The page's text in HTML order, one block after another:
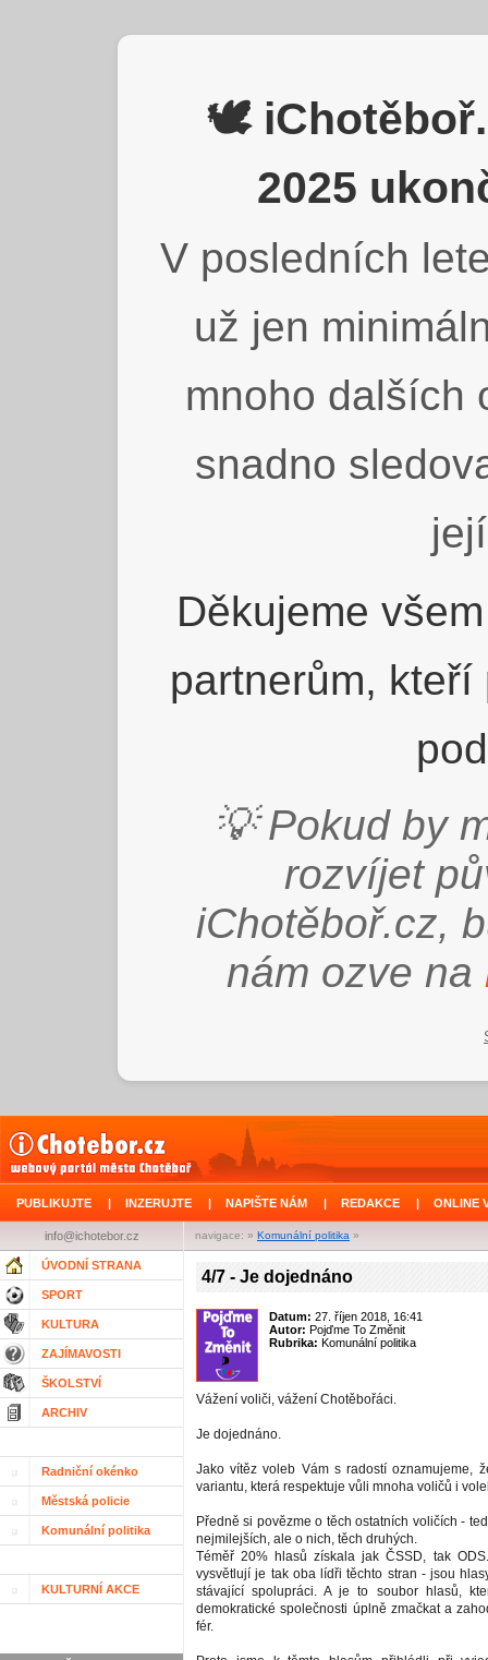
🕊️
2025
V posledních
už jen
mnoho dalších
snadno
Děkujeme
partnerům,
💡 Pokud by
rozvíjet
iChotěboř.cz,
nám ozve na
PUBLIKUJTE | INZERUJTE | NAPIŠTE NÁM | REDAKCE | ONLINE
navigace: » Komunální politika »
info@ichotebor.cz
ÚVODNÍ STRANA
SPORT
KULTURA
ZAJÍMAVOSTI
ŠKOLSTVÍ
ARCHIV
Radniční okénko
Městská policie
Komunální politika
KULTURNÍ AKCE
4/7 - Je dojednáno
Datum: 27. říjen 2018, 16:41
Autor: Pojďme To Změnit
Rubrika: Komunální politika
Vážení voliči, vážení Chotěbořáci.
Je dojednáno.
Jako vítěz voleb Vám s radostí oznamujeme,
variantu, která respektuje vůli mnoha voličů i
Předně si povězme o těch ostatních voličích -
nejmilejších, ale o nich, těch druhých.
Téměř 20% hlasů získala jak ČSSD, tak
vysvětlují je tak oba lídři těchto stran - jsou
stávající spolupráci. A je to soubor hlasů,
demokratické společnosti úplně zmačkat a
fér.